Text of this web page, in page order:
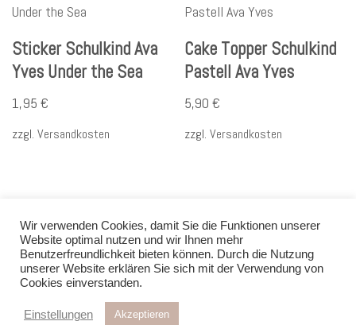
Sticker Schulkind Ava
Yves Under the Sea
1,95 €
zzgl. Versandkosten
Cake Topper Schulkind
Pastell Ava Yves
5,90€
zzgl.Versandkosten
Datenschutz AGB Impressum
Kontakt
Liefer- und Zahlungsbedingungen
Wir verwenden Cookies, damit Sie die Funktionen unserer
Website optimal nutzen und wir Ihnen mehr
Benutzerfreundlichkeit bieten können. Durch die Nutzung
unserer Website erklären Sie sich mit der Verwendung von
Cookies einverstanden.
Einstellungen Akzeptieren